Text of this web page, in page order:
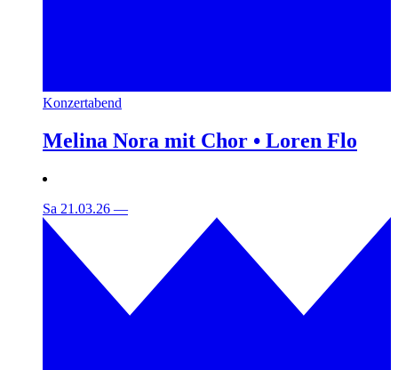
Konzertabend
Melina Nora mit Chor • Loren Flo
Sa 21.03.26 —